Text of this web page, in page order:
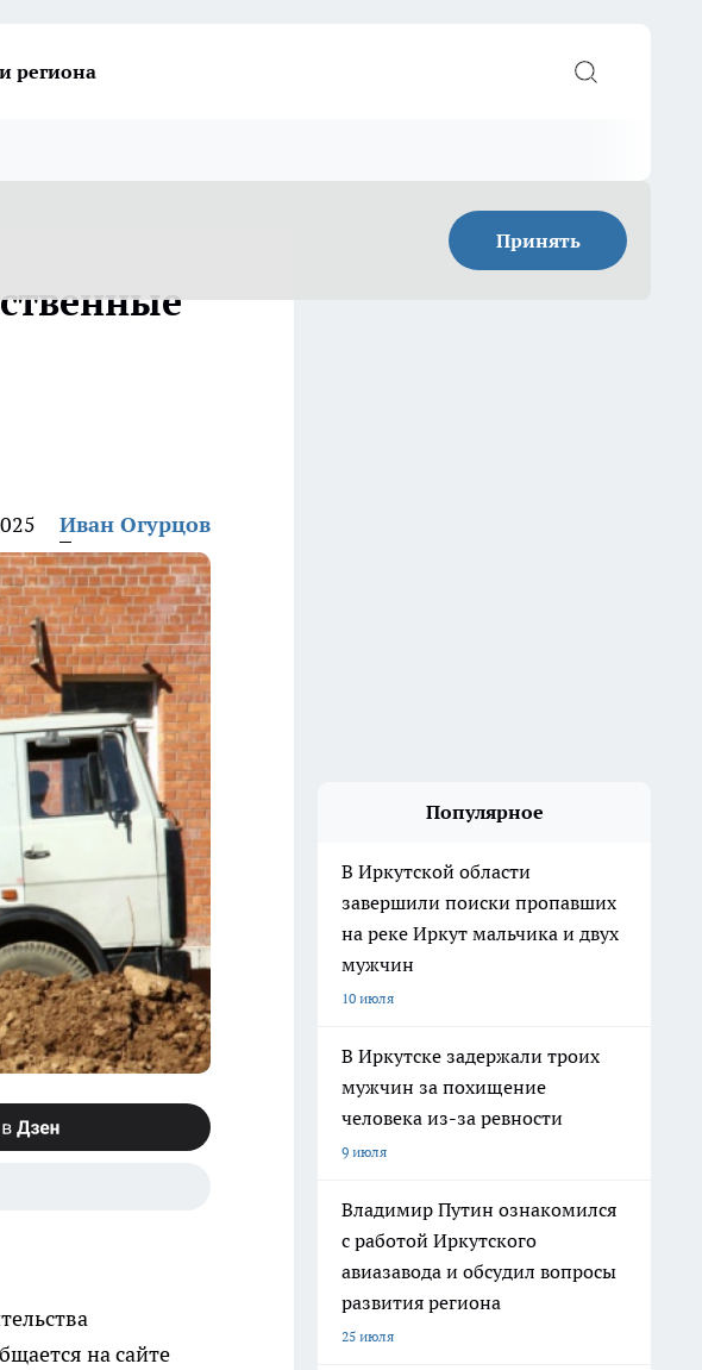
региона
Принять
Иван Огурцов
на сайте
Популярное
В Иркутской области
завершили поиски пропавших
на реке Иркут мальчика и двух
мужчин
10 июля
В Иркутске задержали троих
мужчин за похищение
человека из-за ревности
9 июля
Владимир Путин ознакомился
с работой Иркутского
авиазавода и обсудил вопросы
развития региона
25 июля